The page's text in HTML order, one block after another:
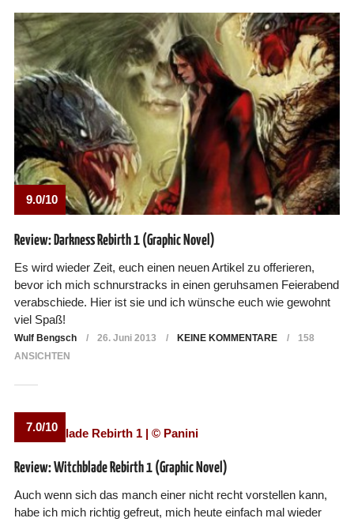
9.0/10
Review: Darkness Rebirth 1 (Graphic Novel)
Es wird wieder Zeit, euch einen neuen Artikel zu offerieren,
bevor ich mich schnurstracks in einen geruhsamen Feierabend
verabschiede. Hier ist sie und ich wünsche euch wie gewohnt
viel Spaß!
Wulf Bengsch 26. Juni 2013 KEINE KOMMENTARE
158
ANSICHTEN
7.0/10
Review: Witchblade Rebirth 1 (Graphic Novel)
Auch wenn sich das manch einer nicht recht vorstellen kann,
habe ich mich richtig gefreut, mich heute einfach mal wieder